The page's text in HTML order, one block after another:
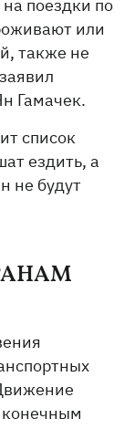
поездки по
или
также не
Гамачек.
список
ездить, а
не будут
конечным